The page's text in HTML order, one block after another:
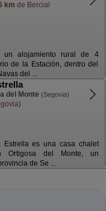
km de Bercial
alojamiento rural de 4
de la Estación, dentro del
del ...
del Monte (Segovia)
es una casa chalet
Ortigosa del Monte, un
de Se ...